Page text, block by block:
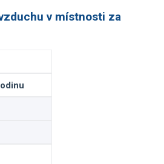
v místnosti za